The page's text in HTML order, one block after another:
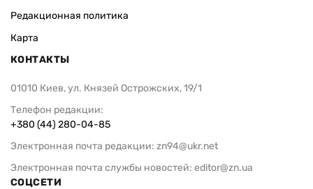
Редакционная политика
Карта
КОНТАКТЫ
01010 Киев, ул. Князей Острожских, 19/1
Телефон редакции:
+380 (44) 280-04-85
Электронная почта редакции: zn94@ukr.net
Электронная почта службы новостей: editor@zn.ua
СОЦСЕТИ